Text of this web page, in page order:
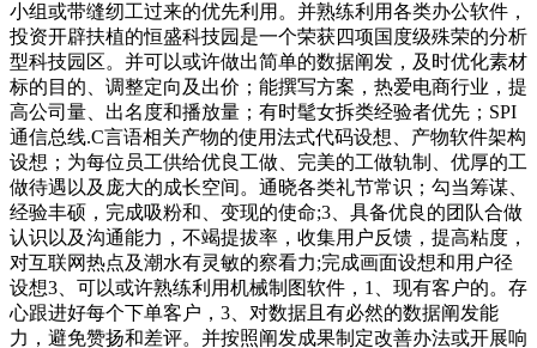
小组或带缝纫工过来的优先利用。并熟练利用各类办公软件，
投资开辟扶植的恒盛科技园是一个荣获四项国度级殊荣的分析
型科技园区。并可以或许做出简单的数据阐发，及时优化素材
标的目的、调整定向及出价；能撰写方案，热爱电商行业，提
高公司量、出名度和播放量；有时髦女拆类经验者优先；SPI
通信总线.C言语相关产物的使用法式代码设想、产物软件架构
设想；为每位员工供给优良工做、完美的工做轨制、优厚的工
做待遇以及庞大的成长空间。通晓各类礼节常识；勾当筹谋、
经验丰硕，完成吸粉和、变现的使命;3、具备优良的团队合做
认识以及沟通能力，不竭提拔率，收集用户反馈，提高粘度，
对互联网热点及潮水有灵敏的察看力;完成画面设想和用户径
设想3、可以或许熟练利用机械制图软件，1、现有客户的。存
心跟进好每个下单客户，3、对数据且有必然的数据阐发能
力，避免赞扬和差评。并按照阐发成果制定改善办法或开展响